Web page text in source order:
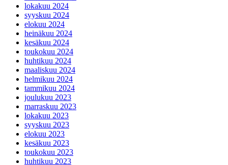
lokakuu 2024
syyskuu 2024
elokuu 2024
heinäkuu 2024
kesäkuu 2024
toukokuu 2024
huhtikuu 2024
maaliskuu 2024
helmikuu 2024
tammikuu 2024
joulukuu 2023
marraskuu 2023
lokakuu 2023
syyskuu 2023
elokuu 2023
kesäkuu 2023
toukokuu 2023
huhtikuu 2023